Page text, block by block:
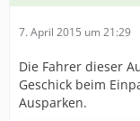
7. April 2015 um 21:29
Die Fahrer dieser
Geschick beim
Ausparken.